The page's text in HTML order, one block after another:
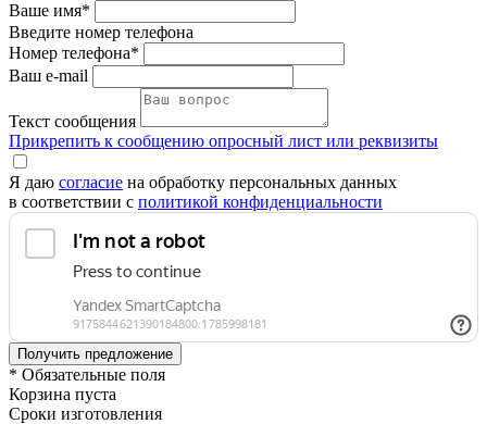
Ваше имя*
Введите номер телефона
Номер телефона*
Ваш e-mail
Текст сообщения
Прикрепить к сообщению опросный лист или реквизиты
Я даю согласие на обработку персональных данных
в соответствии с политикой конфиденциальности
* Обязательные поля
Корзина пуста
Сроки изготовления